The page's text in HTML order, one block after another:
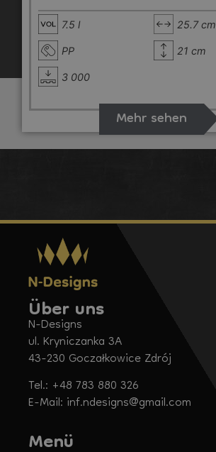
7.5 l 25.7 cm
PP 21 cm
3 000
Mehr sehen
Über uns
N-Designs
ul. Kryniczanka 3A
43-230 Goczałkowice Zdrój
Tel.: +48 783 880 326
E-Mail: inf.ndesigns@gmail.com
Menü